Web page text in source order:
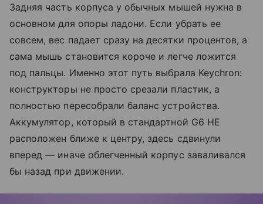
Задняя часть корпуса у обычных мышей нужна в
основном для опоры ладони. Если убрать ее
совсем, вес падает сразу на десятки процентов, а
сама мышь становится короче и легче ложится
под пальцы. Именно этот путь выбрала Keychron:
конструкторы не просто срезали пластик, а
полностью пересобрали баланс устройства.
Аккумулятор, который в стандартной G6 HE
расположен ближе к центру, здесь сдвинули
вперед — иначе облегченный корпус заваливался
бы назад при движении.